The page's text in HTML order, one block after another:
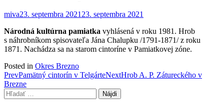
miva23. septembra 2021 23. septembra 2021
Národná kultúrna pamiatka vyhlásená v roku 1981. Hrob
s náhrobníkom spisovateľa Jána Chalupku /1791-1871/ z roku
1871. Nachádza sa na starom cintoríne v Pamiatkovej zóne.
Posted in Okres Brezno
Post
navigation
PrevPamätný cintorín v TelgárteNextHrob A. P. Zátureckého v
Brezne
Hľadať: